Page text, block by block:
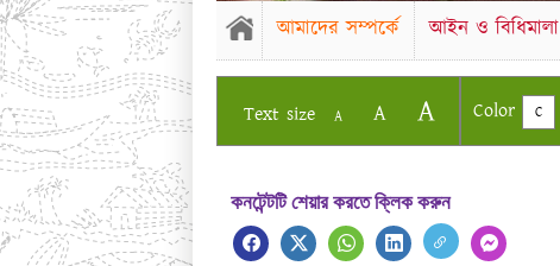
আমাদের সম্পর্কে আইন ও বিধিমালা
Text size A A A Color C
কনটেন্টটি শেয়ার করতে ক্লিক করুন